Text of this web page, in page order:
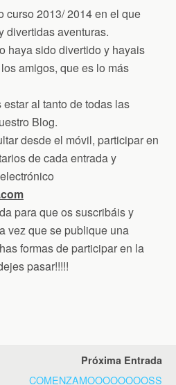
curso 2013/ 2014 en el que
divertidas aventuras.
haya sido divertido y hayais
amigos, que es lo más
al tanto de todas las
Blog.
desde el móvil, participar en
de cada entrada y
para que os suscribáis y
vez que se publique una
formas de participar en la
pasar!!!!!
Próxima Entrada
COMENZAMOOOOOOOOSS